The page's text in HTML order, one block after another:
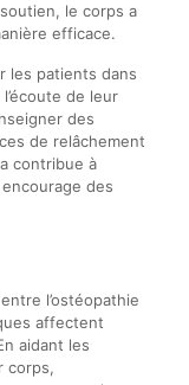
le corps a
efficace.
les patients dans
de leur
des
de relâchement
contribue à
des
l’ostéopathie
affectent
aidant les
corps,